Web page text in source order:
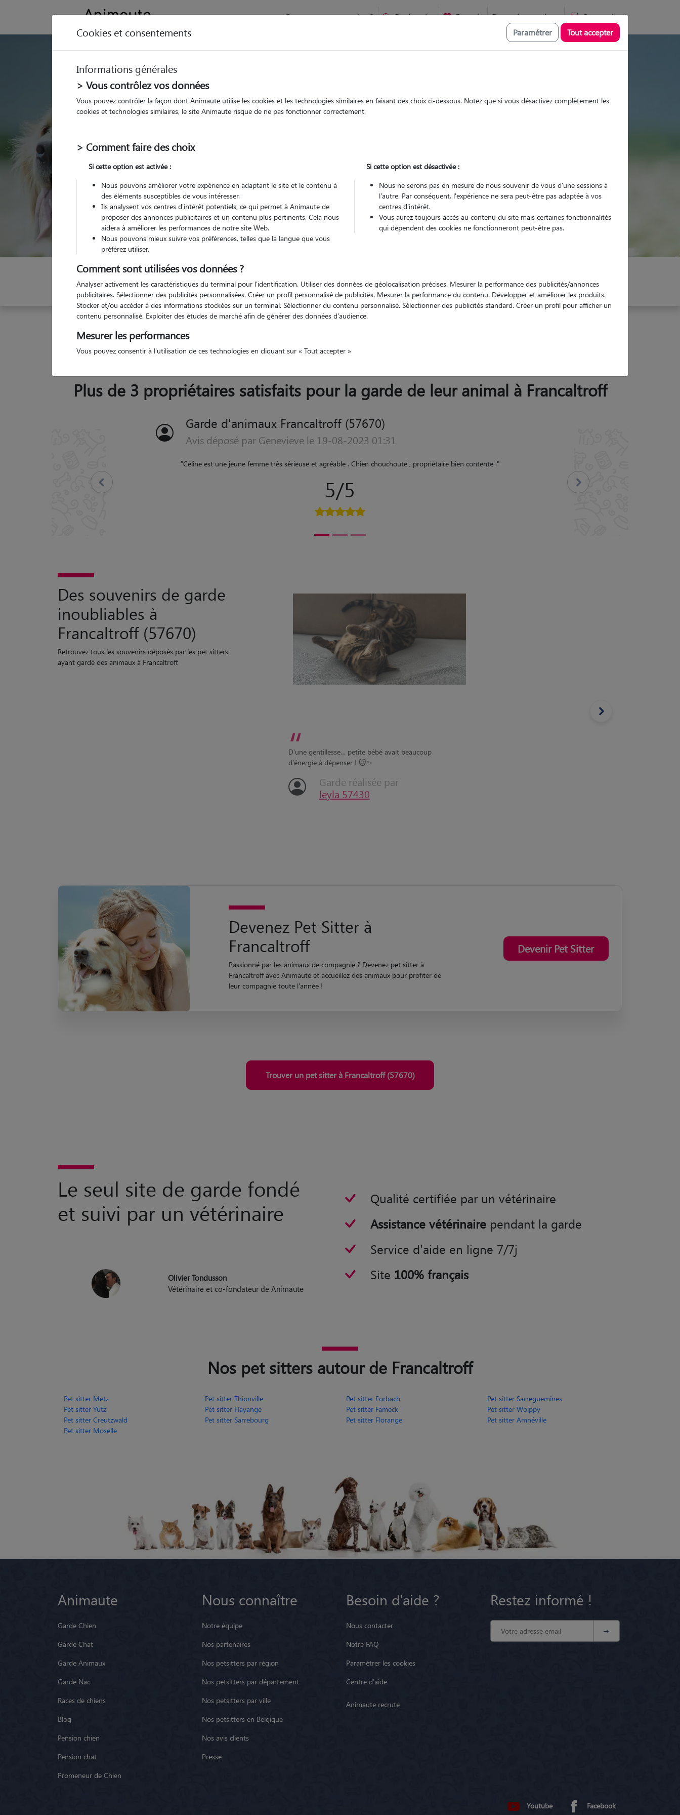
Comment ça marche ? Recherche Favoris Devenir pet sitter Connexion
GARDE ANIMAUX à Francaltroff : Garde chien et chat en famille ou à domicile, visites et promenades
Trouvez une garde animaux à
Francaltroff
Garde Promenades
Pour quel animal ?
Trouver mon Pet Sitter
Indiquez vos dates
Plus de 3 propriétaires satisfaits pour la garde de leur animal à Francaltroff
Garde d'animaux Francaltroff (57670)
Avis déposé par Jérôme le 02-12-2020 05:30
" Je la recommande fortement j’ai jamais vu mon chien aussi heureux."
Des souvenirs de garde
inoubliables à
Francaltroff (57670)
Retrouvez tous les souvenirs déposés par les pet sitters
ayant gardé des animaux à Francaltroff.
“
D’une gentillesse… petite bébé avait beaucoup
d’énergie à dépenser ! 🐱✨
Garde réalisée par
leyla 57430
Devenez Pet Sitter à
Francaltroff
Passionné par les animaux de compagnie ? Devenez pet sitter à
Francaltroff avec Animaute et accueillez des animaux pour profiter de
leur compagnie toute l'année !
Devenir Pet Sitter
Trouver un pet sitter à Francaltroff (57670)
Le seul site de garde fondé
et suivi par un vétérinaire
Qualité certifiée par un vétérinaire
Assistance vétérinaire pendant la garde
Service d'aide en ligne 7/7j
Site 100% français
Olivier Tondusson
Vétérinaire et co-fondateur de Animaute
Nos pet sitters autour de Francaltroff
Pet sitter Metz Pet sitter Thionville Pet sitter Forbach
Pet sitter Sarreguemines
Pet sitter Yutz
Pet sitter Hayange Pet sitter Fameck
Pet sitter Woippy
Pet sitter Creutzwald
Pet sitter Sarrebourg Pet sitter Florange
Pet sitter Amnéville
Pet sitter Moselle
Animaute
Garde Chien
Garde Chat
Garde Animaux
Garde Nac
Races de chiens
Blog
Pension chien
Pension chat
Promeneur de Chien
Nous connaître
Notre équipe
Nos partenaires
Nos petsitters par région
Nos petsitters par département
Nos petsitters par ville
Nos petsitters en Belgique
Nos avis clients
Presse
Besoin d'aide ?
Nous contacter
Notre FAQ
Paramétrer les cookies
Centre d'aide
Animaute recrute
Restez informé !
Youtube Facebook
Cookies et consentements Paramétrer Tout accepter
Informations générales
> Vous contrôlez vos données
Vous pouvez contrôler la façon dont Animaute utilise les cookies et les technologies similaires en faisant des choix ci-dessous. Notez que si vous désactivez complètement les
cookies et technologies similaires, le site Animaute risque de ne pas fonctionner correctement.
> Comment faire des choix
Si cette option est activée :
Nous pouvons améliorer votre expérience en adaptant le site et le contenu à
des éléments susceptibles de vous intéresser.
Ils analysent vos centres d'intérêt potentiels, ce qui permet à Animaute de
proposer des annonces publicitaires et un contenu plus pertinents. Cela nous
aidera à améliorer les performances de notre site Web.
Nous pouvons mieux suivre vos préférences, telles que la langue que vous
préférez utiliser.
Si cette option est désactivée :
Nous ne serons pas en mesure de nous souvenir de vous d'une sessions à
l'autre. Par conséquent, l'expérience ne sera peut-être pas adaptée à vos
centres d'intérêt.
Vous aurez toujours accès au contenu du site mais certaines fonctionnalités
qui dépendent des cookies ne fonctionneront peut-être pas.
Comment sont utilisées vos données ?
Analyser activement les caractéristiques du terminal pour l'identification. Utiliser des données de géolocalisation précises. Mesurer la performance des publicités/annonces
publicitaires. Sélectionner des publicités personnalisées. Créer un profil personnalisé de publicités. Mesurer la performance du contenu. Développer et améliorer les produits.
Stocker et/ou accéder à des informations stockées sur un terminal. Sélectionner du contenu personnalisé. Sélectionner des publicités standard. Créer un profil pour afficher un
contenu personnalisé. Exploiter des études de marché afin de générer des données d'audience.
Mesurer les performances
Vous pouvez consentir à l'utilisation de ces technologies en cliquant sur « Tout accepter »